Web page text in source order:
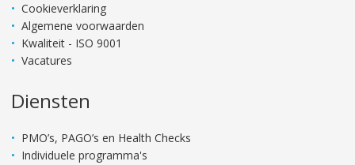
Cookieverklaring
Algemene voorwaarden
Kwaliteit - ISO 9001
Vacatures
Diensten
PMO’s, PAGO’s en Health Checks
Individuele programma's